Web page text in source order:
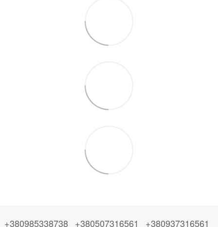
+380985338738 +380507316561 +380937316561